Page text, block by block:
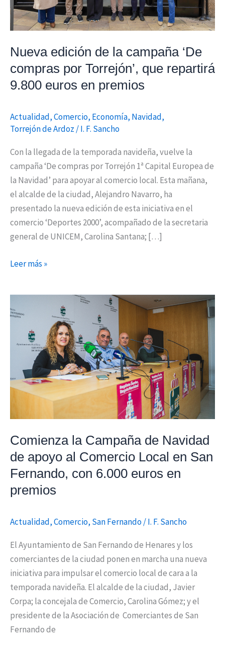
Nueva edición de la campaña ‘De
compras por Torrejón’, que repartirá
9.800 euros en premios
Actualidad,Comercio, Economía, Navidad,
Torrejón de Ardoz /I. F. Sancho
Con la llegada de la temporada navideña, vuelve la
campaña ‘De compras por Torrejón 1ª Capital Europea de
la Navidad’ para apoyar al comercio local. Esta mañana,
el alcalde de la ciudad, Alejandro Navarro, ha
presentado la nueva edición de esta iniciativa en el
comercio ‘Deportes 2000’, acompañado de la secretaria
general de UNICEM, Carolina Santana; […]
Torrejón’,
que
9.800
euros
en
Leer más »
Comienza la Campaña de Navidad
de apoyo al Comercio Local en San
Fernando, con 6.000 euros en
premios
Actualidad,Comercio, San Fernando/I. F. Sancho
El Ayuntamiento de San Fernando de Henares y los
comerciantes de la ciudad ponen en marcha una nueva
iniciativa para impulsar el comercio local de cara a la
temporada navideña. El alcalde de la ciudad, Javier
Corpa; la concejala de Comercio, Carolina Gómez; y el
presidente de la Asociación de Comerciantes de San
Fernando de
la
Campaña
de
Navidad
apoyo
al
en
San
Fernando,
6.000
en
premios